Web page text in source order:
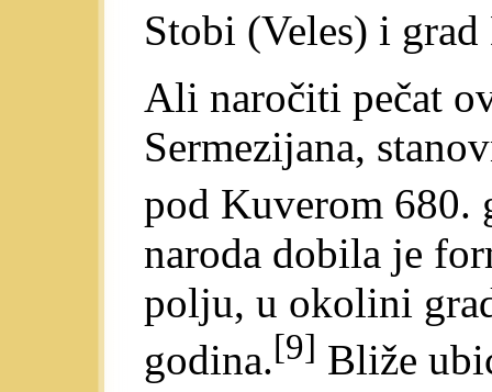
Stobi (Veles) i
Ali naročiti pečat
Sermezijana,
pod Kuverom 680.
naroda dobila je
polju, u okolini
godina.[9] Bliže